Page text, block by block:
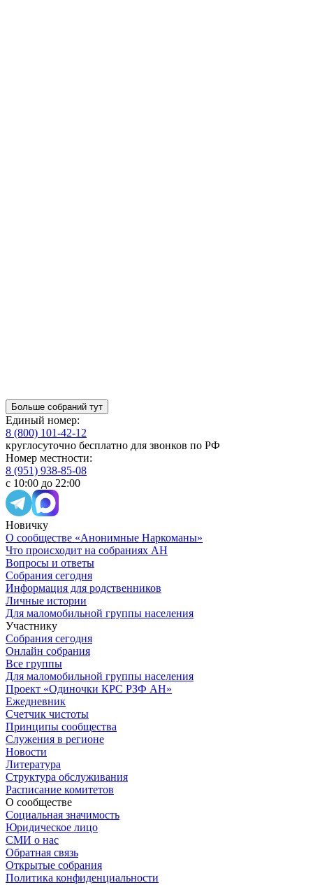
Больше собраний тут
Единый номер:
8 (800) 101-42-12
круглосуточно бесплатно для звонков по РФ
Номер местности:
8 (951) 938-85-08
с 10:00 до 22:00
Новичку
О сообществе «Анонимные Наркоманы»
Что происходит на собраниях АН
Вопросы и ответы
Собрания сегодня
Информация для родственников
Личные истории
Для маломобильной группы населения
Участнику
Собрания сегодня
Онлайн собрания
Все группы
Для маломобильной группы населения
Проект «Одиночки КРС РЗФ АН»
Ежедневник
Счетчик чистоты
Принципы сообщества
Служения в регионе
Новости
Литература
Структура обслуживания
Расписание комитетов
О сообществе
Социальная значимость
Юридическое лицо
СМИ о нас
Обратная связь
Открытые собрания
Политика конфиденциальности